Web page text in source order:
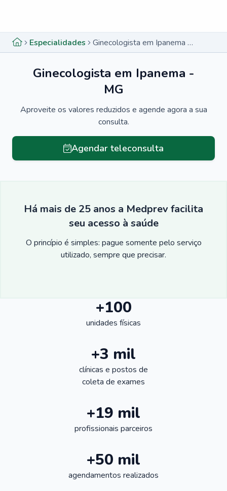
Especialidades Ginecologista em Ipanema - MG
Ginecologista em Ipanema -
MG
Aproveite os valores reduzidos e agende agora a sua
consulta.
Agendar teleconsulta
Há mais de 25 anos a Medprev facilita
seu acesso à saúde
O princípio é simples: pague somente pelo serviço
utilizado, sempre que precisar.
+100
unidades físicas
+3 mil
clínicas e postos de
coleta de exames
+19 mil
profissionais parceiros
+50 mil
agendamentos realizados